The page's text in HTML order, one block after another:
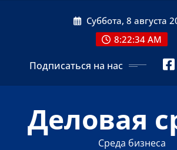
Суббота, 8 августа
8:22:34 AM
Подписаться на нас
Деловая
Среда бизнеса